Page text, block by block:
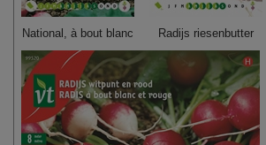
National, à bout blanc Radijs riesenbutter